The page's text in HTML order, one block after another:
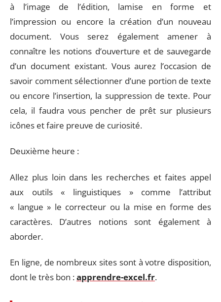
à l’image de l’édition, lamise en forme et
l’impression ou encore la création d’un nouveau
document. Vous serez également amener à
connaître les notions d’ouverture et de sauvegarde
d’un document existant. Vous aurez l’occasion de
savoir comment sélectionner d’une portion de texte
ou encore l’insertion, la suppression de texte. Pour
cela, il faudra vous pencher de prêt sur plusieurs
icônes et faire preuve de curiosité.
Deuxième heure :
Allez plus loin dans les recherches et faites appel
aux outils « linguistiques » comme l’attribut
« langue » le correcteur ou la mise en forme des
caractères. D’autres notions sont également à
aborder.
En ligne, de nombreux sites sont à votre disposition,
dont le très bon :apprendre-excel.fr.